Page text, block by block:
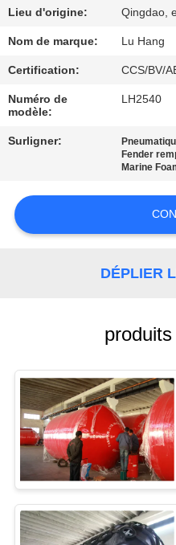
DE
L'USINE
CONTRÔLE
DE
LA
NOUS
UN DEVIS
PLAN
DU
SITE
PRIVACY
POLICY
Lieu d'origine: Qingdao,
Nom de marque: Lu Hang
Certification: CCS/BV/
Numéro de
modèle:
LH2540
Surligner:
Fender
Marine
DÉPLIER